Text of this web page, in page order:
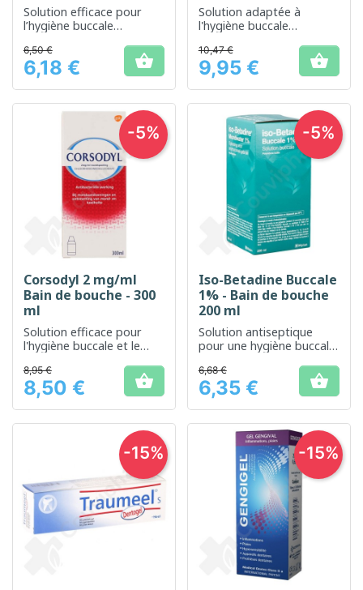
Solution efficace pour
l’hygiène buccale
Prix
6,50 €
6,18 € 
Solution adaptée à
l'hygiène buccale
réduire la plaque dentaire
Prix
10,47 €
9,95 € 
Corsodyl 2 mg/ml
Bain de bouche - 300
ml
Solution efficace pour
l'hygiène buccale et le
gingivales
Prix
8,95 €
8,50 € 
-5%
Iso-Betadine Buccale
1% - Bain de bouche
200 ml
Solution antiseptique
pour une hygiène buccale
Prix
6,68 €
6,35 € 
-5%
-15% -15%